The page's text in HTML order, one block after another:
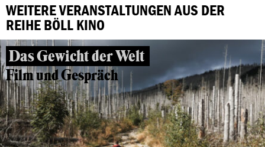
WEITERE VERANSTALTUNGEN AUS DER
REIHE BÖLL KINO
Das Gewicht der Welt
Film und Gespräch